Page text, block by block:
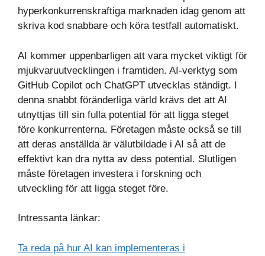
hyperkonkurrenskraftiga marknaden idag genom att
skriva kod snabbare och köra testfall automatiskt.
AI kommer uppenbarligen att vara mycket viktigt för
mjukvaruutvecklingen i framtiden. AI-verktyg som
GitHub Copilot och ChatGPT utvecklas ständigt. I
denna snabbt föränderliga värld krävs det att AI
utnyttjas till sin fulla potential för att ligga steget
före konkurrenterna. Företagen måste också se till
att deras anställda är välutbildade i AI så att de
effektivt kan dra nytta av dess potential. Slutligen
måste företagen investera i forskning och
utveckling för att ligga steget före.
Intressanta länkar:
Ta reda på hur AI kan implementeras i